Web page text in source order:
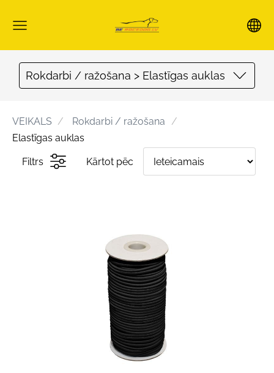
Rokdarbi / ražošana > Elastīgas auklas
VEIKALS
Rokdarbi / ražošana
Elastīgas auklas
Filtrs Kārtot pēc